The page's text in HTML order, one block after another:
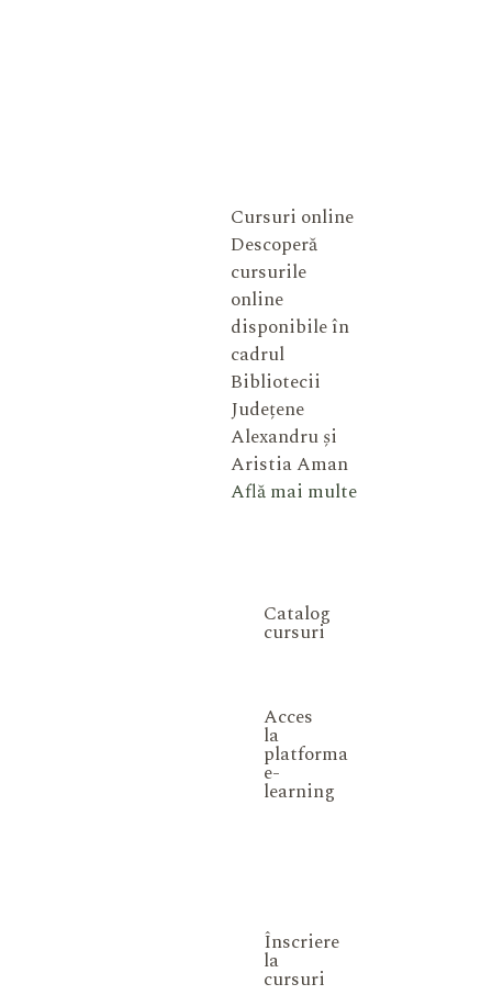
Cursuri online
Descoperă
cursurile
online
disponibile în
cadrul
Bibliotecii
Județene
Alexandru și
Aristia Aman
Află mai multe
Catalog
cursuri
Acces
la
platforma
e-
learning
Înscriere
la
cursuri